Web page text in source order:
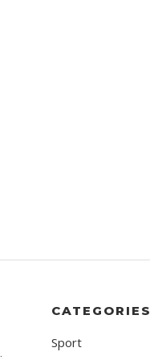
CATEGORIES
Sport